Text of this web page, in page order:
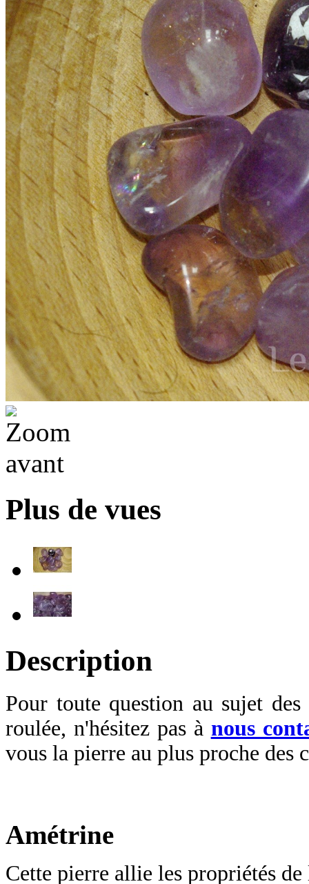
Double-cliquez sur l'image
Plus de vues
Description
Pour toute question au sujet
roulée, n'hésitez pas à nous
vous la pierre au plus proche des
Amétrine
Cette pierre allie les propriétés